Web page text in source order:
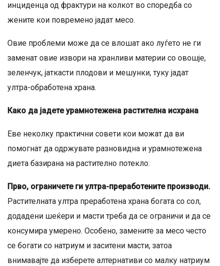
инциденца од фрактури на колкот во споредба со
жените кои повремено јадат месо.
Овие проблеми може да се влошат ако луѓето не ги
заменат овие извори на хранливи материи со овошје,
зеленчук, јаткасти плодови и мешунки, туку јадат
ултра-обработена храна.
Како да јадете урамнотежена растителна исхрана
Еве неколку практични совети кои можат да ви
помогнат да одржувате разновидна и урамнотежена
диета базирана на растително потекло:
Прво, ограничете ги ултра-преработените производи.
Растителната ултра преработена храна богата со сол,
додадени шеќери и масти треба да се ограничи и да се
консумира умерено. Особено, замените за месо често
се богати со натриум и заситени масти, затоа
внимавајте да изберете алтернативи со малку натриум